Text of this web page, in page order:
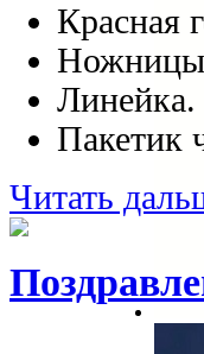
Красная
Линейка.
Пакетик
Читать